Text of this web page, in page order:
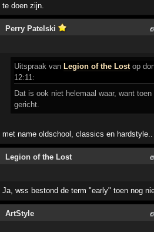
te doen zijn.
Perry Patelski
Uitspraak van Legion of the Lostop
12:11:
Dat is ook niet helemaal waar, want
gericht.
met name oldschool, classics en hardstyle..
Legion of the Lost
Ja, wss bestond de term "early" toen nog
ArtStyle